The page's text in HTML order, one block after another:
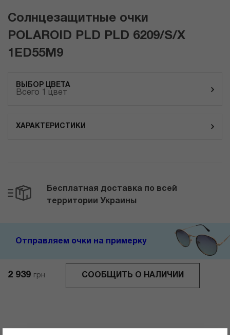
Солнцезащитные очки
POLAROID PLD PLD 6209/S/X
1ED55M9
ВЫБОР ЦВЕТА
Всего 1 цвет
ХАРАКТЕРИСТИКИ
2 939 грн СООБЩИТЬ О НАЛИЧИИ
Бесплатная доставка по всей
территории Украины
Отправляем очки на примерку